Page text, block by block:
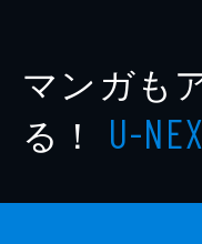
マンガも
る！ U-